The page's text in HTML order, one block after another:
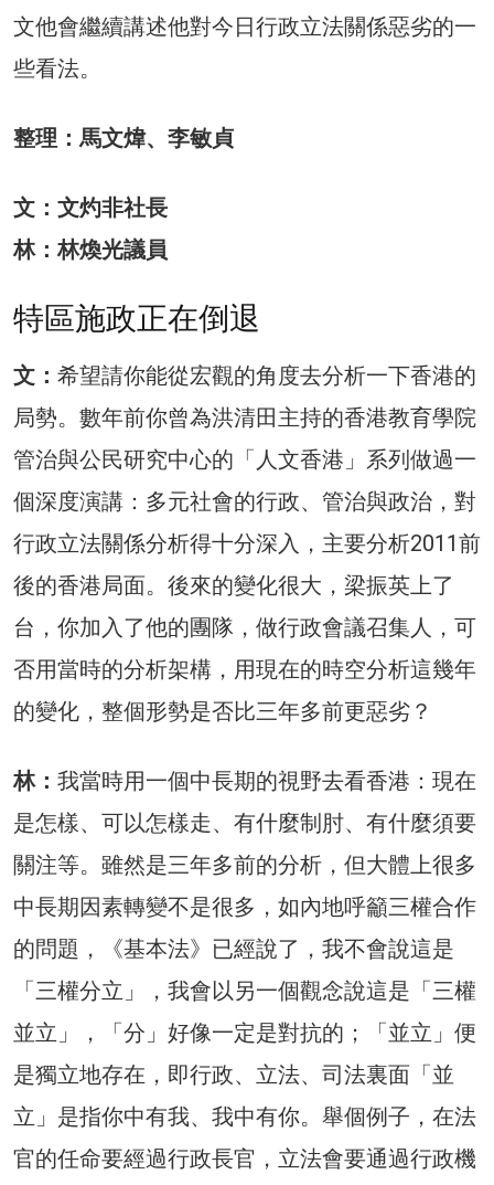
文他會繼續講述他對今日行政立法關係惡劣的一
些看法。
整理：馬文煒、李敏貞
文：文灼非社長
林：林煥光議員
特區施政正在倒退
文： 希望請你能從宏觀的角度去分析一下香港的
局勢。數年前你曾為洪清田主持的香港教育學院
管治與公民研究中心的「人文香港」系列做過一
個深度演講：多元社會的行政、管治與政治，對
行政立法關係分析得十分深入，主要分析2011前
後的香港局面。後來的變化很大，梁振英上了
台，你加入了他的團隊，做行政會議召集人，可
否用當時的分析架構，用現在的時空分析這幾年
的變化，整個形勢是否比三年多前更惡劣？
林： 我當時用一個中長期的視野去看香港：現在
是怎樣、可以怎樣走、有什麼制肘、有什麼須要
關注等。雖然是三年多前的分析，但大體上很多
中長期因素轉變不是很多，如內地呼籲三權合作
的問題，《基本法》已經說了，我不會說這是
「三權分立」，我會以另一個觀念說這是「三權
並立」，「分」好像一定是對抗的；「並立」便
是獨立地存在，即行政、立法、司法裏面「並
立」是指你中有我、我中有你。舉個例子，在法
官的任命要經過行政長官，立法會要通過行政機